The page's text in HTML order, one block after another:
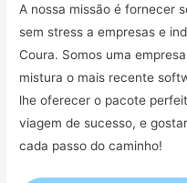
A nossa missão é fornecer
sem stress a empresas e
Coura. Somos uma
mistura o mais recente
lhe oferecer o pacote
viagem de sucesso, e
cada passo do caminho!